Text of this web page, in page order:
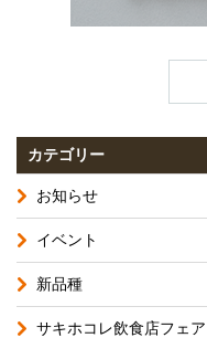
カテゴリー
お知らせ
イベント
新品種
サキホコレ飲食店フェア